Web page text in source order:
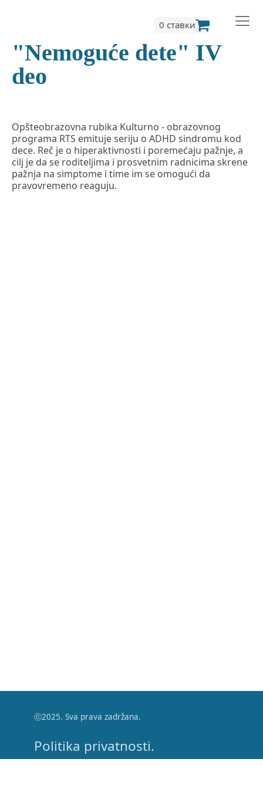
"Nemoguće dete" IV
deo
Opšteobrazovna rubika Kulturno - obrazovnog
programa RTS emituje seriju o ADHD sindromu kod
dece. Reč je o hiperaktivnosti i poremećaju pažnje, a
cilj je da se roditeljima i prosvetnim radnicima skrene
pažnja na simptome i time im se omogući da
pravovremeno reaguju.
ⓒ2025. Sva prava zadržana.
Politika privatnosti.
0 ставки